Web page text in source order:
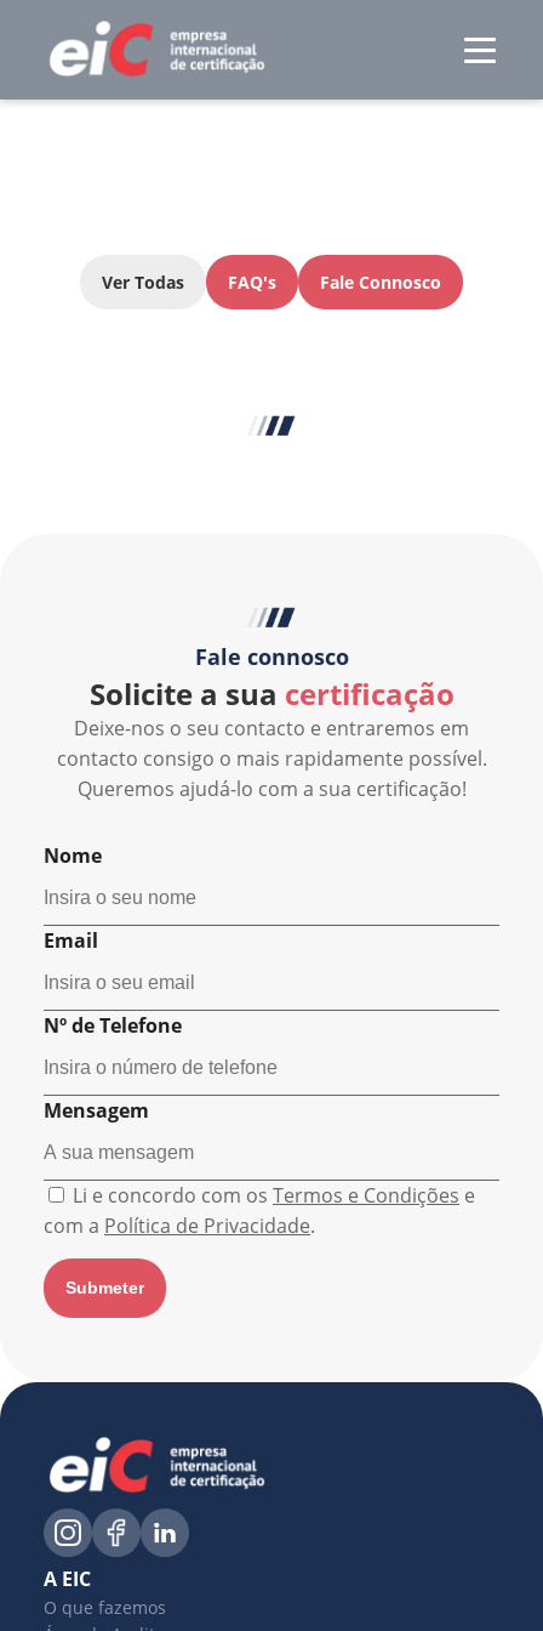
Ver Todas FAQ's Fale Connosco
Fale connosco
Solicite a sua certificação
Deixe-nos o seu contacto e entraremos em
contacto consigo o mais rapidamente possível.
Queremos ajudá-lo com a sua certificação!
Nome
Email
Nº de Telefone
Mensagem
Li e concordo com os Termos e Condições e
com a Política de Privacidade.
A EIC
O que fazemos